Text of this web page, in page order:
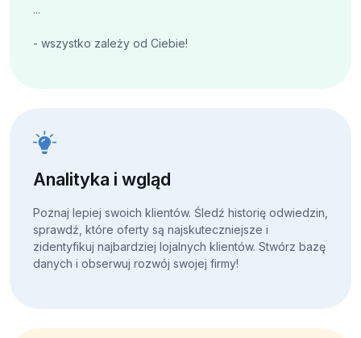
...
- wszystko zależy od Ciebie!
Analityka i wgląd
Poznaj lepiej swoich klientów. Śledź historię odwiedzin,
sprawdź, które oferty są najskuteczniejsze i
zidentyfikuj najbardziej lojalnych klientów. Stwórz bazę
danych i obserwuj rozwój swojej firmy!